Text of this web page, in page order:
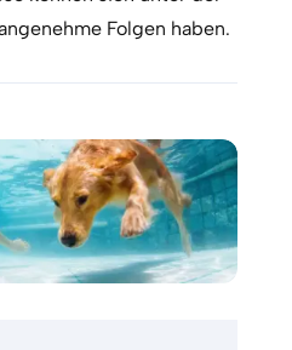
Folgen haben.